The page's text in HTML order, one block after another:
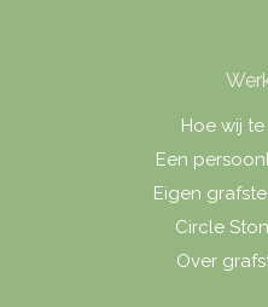
Hoe wij
Een
Eigen
Circle
Over